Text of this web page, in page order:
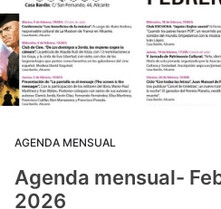
AGENDA MENSUAL
Agenda mensual-
2026